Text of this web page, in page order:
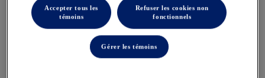
CUSHION LOW
QUICK LYTE PLUS 3PK
Refuser les cookies non
fonctionnels
Accepter tous les
témoins
Gérer les témoins